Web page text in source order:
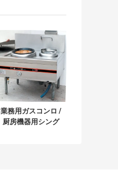
業務用ガスコンロ /
厨房機器用シング